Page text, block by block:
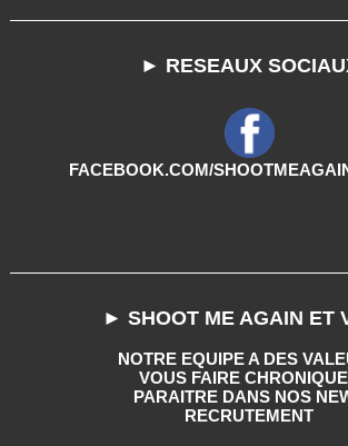
► RESEAUX
FACEBOOK.COM/
► SHOOT ME AGAIN ET
NOTRE EQUIPE A DES
VOUS FAIRE
PARAITRE DANS NOS
RECRUTEMENT